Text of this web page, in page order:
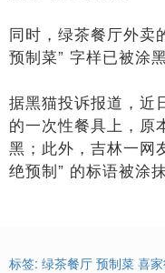
同时，绿茶餐厅外卖
预制菜” 字样已被涂黑
据黑猫投诉报道，近
的一次性餐具上，原
黑；此外，吉林一网
绝预制” 的标语被涂抹
标签: 绿茶餐厅 预制菜 喜